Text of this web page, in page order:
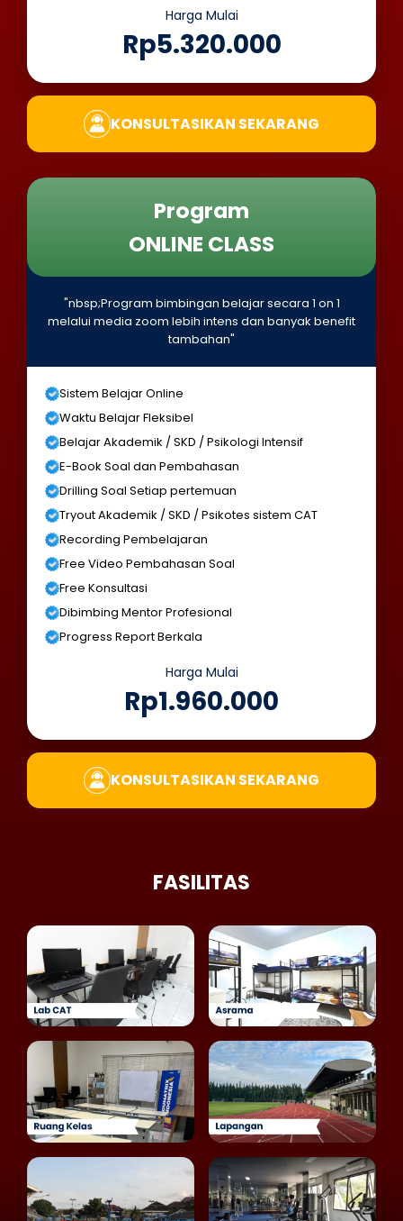
Harga Mulai
Rp5.320.000
KONSULTASIKAN SEKARANG
Program
ONLINE CLASS
"nbsp;Program bimbingan belajar secara 1 on 1
melalui media zoom lebih intens dan banyak benefit
tambahan"
Sistem Belajar Online
Waktu Belajar Fleksibel
Belajar Akademik / SKD / Psikologi Intensif
E-Book Soal dan Pembahasan
Drilling Soal Setiap pertemuan
Tryout Akademik / SKD / Psikotes sistem CAT
Recording Pembelajaran
Free Video Pembahasan Soal
Free Konsultasi
Dibimbing Mentor Profesional
Progress Report Berkala
Harga Mulai
Rp1.960.000
KONSULTASIKAN SEKARANG
FASILITAS